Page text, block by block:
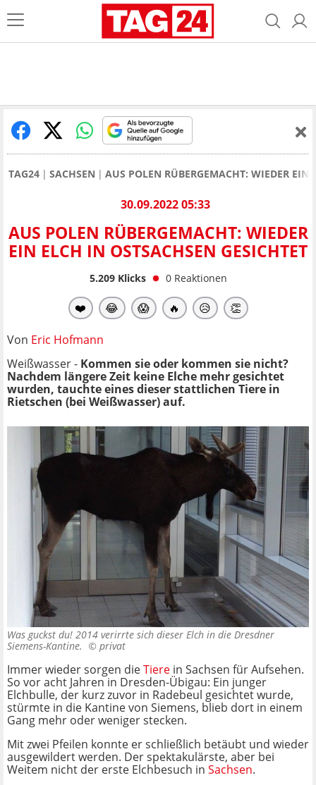
TAG24 SACHSEN AUS POLEN RÜBERGEMACHT: WIEDER EIN
30.09.2022 05:33
AUS POLEN RÜBERGEMACHT: WIEDER
EIN ELCH IN OSTSACHSEN GESICHTET
5.209Klicks 0 Reaktionen
❤️ 😂 😱 🔥 😥 👏
Von Eric Hofmann
Weißwasser - Kommen sie oder kommen sie nicht?
Nachdem längere Zeit keine Elche mehr gesichtet
wurden, tauchte eines dieser stattlichen Tiere in
Rietschen (bei Weißwasser) auf.
Was guckst du! 2014 verirrte sich dieser Elch in die Dresdner
Siemens-Kantine. © privat
Immer wieder sorgen dieTiere in Sachsen für Aufsehen.
So vor acht Jahren in Dresden-Übigau: Ein junger
Elchbulle, der kurz zuvor in Radebeul gesichtet wurde,
stürmte in die Kantine von Siemens, blieb dort in einem
Gang mehr oder weniger stecken.
Mit zwei Pfeilen konnte er schließlich betäubt und wieder
ausgewildert werden. Der spektakulärste, aber bei
Weitem nicht der erste Elchbesuch in Sachsen.